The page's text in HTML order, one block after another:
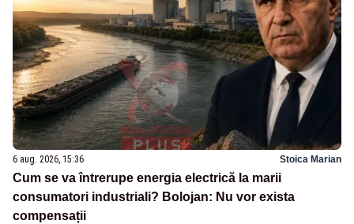
6 aug. 2026, 15:36 Stoica Marian
Cum se va întrerupe energia electrică la marii
consumatori industriali? Bolojan: Nu vor exista
compensații